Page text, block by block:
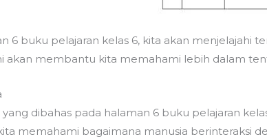
6 buku pelajaran kelas 6, kita akan
akan membantu kita memahami lebih dalam
dibahas pada halaman 6 buku pelajaran
memahami bagaimana manusia berinteraksi